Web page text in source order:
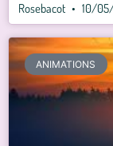
Rosebacot 10/
ANIMATIONS